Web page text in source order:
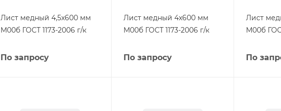
Лист медный 4,5х600 мм
М00б ГОСТ 1173-2006 г/к
По запросу
Лист медный 4х600 мм
М00б ГОСТ 1173-2006 г/к
По запросу
Лист
М00б
По